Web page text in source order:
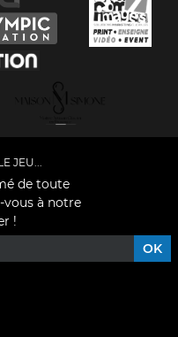
JEU...
de toute
vous à notre
!